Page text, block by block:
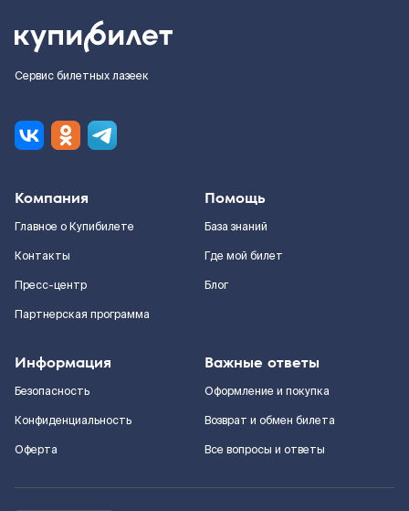
Сервис билетных лазеек
Компания
Главное о Купибилете
Контакты
Пресс-центр
Партнерская программа
Помощь
База знаний
Где мой билет
Блог
Информация
Безопасность
Конфиденциальность
Оферта
Важные ответы
Оформление и покупка
Возврат и обмен билета
Все вопросы и ответы